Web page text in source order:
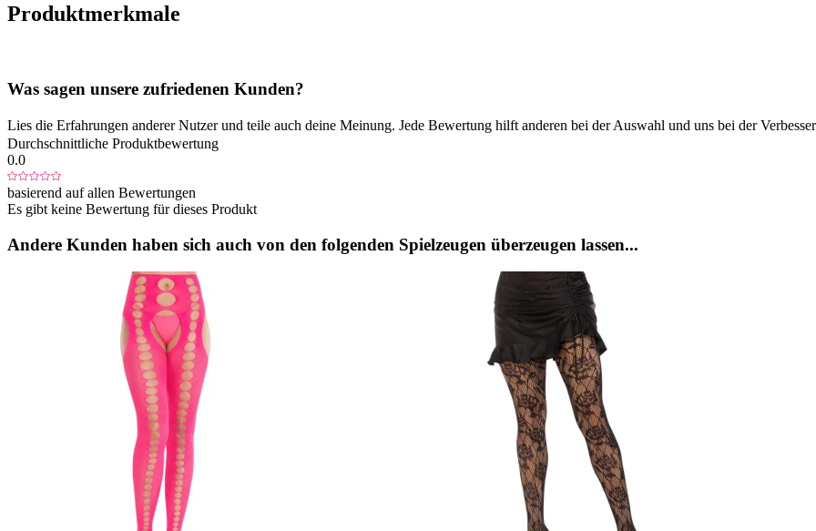
Produktmerkmale
Was sagen unsere zufriedenen Kunden?
Lies die Erfahrungen anderer Nutzer und teile auch deine Meinung. Jede Bewertung hilft anderen bei der Auswahl und uns bei der
Durchschnittliche Produktbewertung
0.0
basierend auf allen Bewertungen
Es gibt keine Bewertung für dieses Produkt
Andere Kunden haben sich auch von den folgenden Spielzeugen überzeugen lassen...